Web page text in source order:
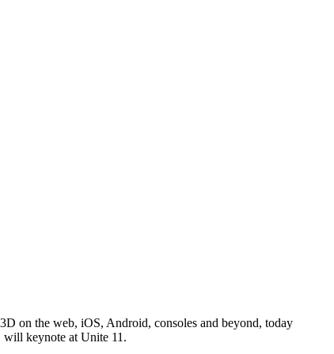
on the web, iOS, Android, consoles and beyond, today
keynote at Unite 11.